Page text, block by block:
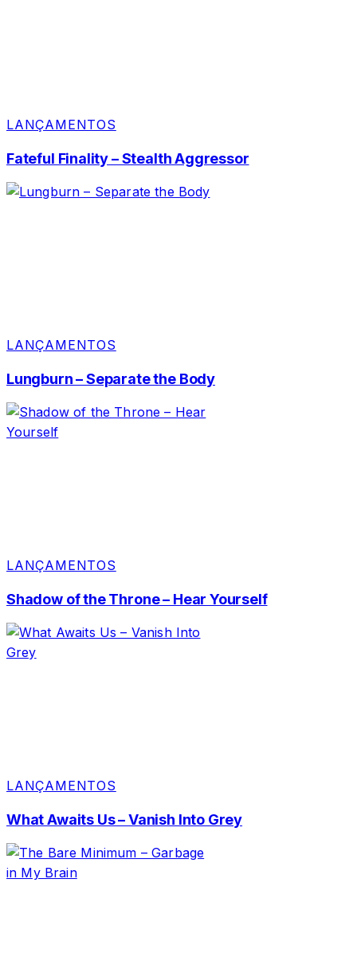
LANÇAMENTOS
Fateful Finality – Stealth Aggressor
LANÇAMENTOS
Lungburn – Separate the Body
LANÇAMENTOS
Shadow of the Throne – Hear Yourself
LANÇAMENTOS
What Awaits Us – Vanish Into Grey